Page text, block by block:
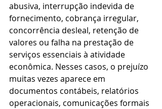
abusiva, interrupção indevida de
fornecimento, cobrança irregular,
concorrência desleal, retenção de
valores ou falha na prestação de
serviços essenciais à atividade
econômica. Nesses casos, o prejuízo
muitas vezes aparece em
documentos contábeis, relatórios
operacionais, comunicações formais